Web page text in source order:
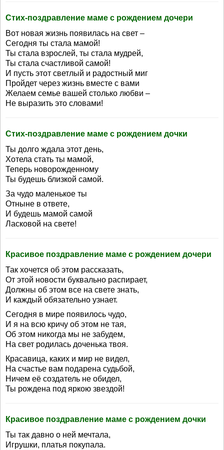
Стих-поздравление маме с рождением дочери
Вот новая жизнь появилась на свет –
Сегодня ты стала мамой!
Ты стала взрослей, ты стала мудрей,
Ты стала счастливой самой!
И пусть этот светлый и радостный миг
Пройдет через жизнь вместе с вами
Желаем семье вашей столько любви –
Не выразить это словами!
Стих-поздравление маме с рождением дочки
Ты долго ждала этот день,
Хотела стать ты мамой,
Теперь новорожденному
Ты будешь близкой самой.
За чудо маленькое ты
Отныне в ответе,
И будешь мамой самой
Ласковой на свете!
Красивое поздравление маме с рождением дочери
Так хочется об этом рассказать,
От этой новости буквально распирает,
Должны об этом все на свете знать,
И каждый обязательно узнает.
Сегодня в мире появилось чудо,
И я на всю кричу об этом не тая,
Об этом никогда мы не забудем,
На свет родилась доченька твоя.
Красавица, каких и мир не видел,
На счастье вам подарена судьбой,
Ничем её создатель не обидел,
Ты рождена под яркою звездой!
Красивое поздравление маме с рождением дочки
Ты так давно о ней мечтала,
Игрушки, платья покупала.